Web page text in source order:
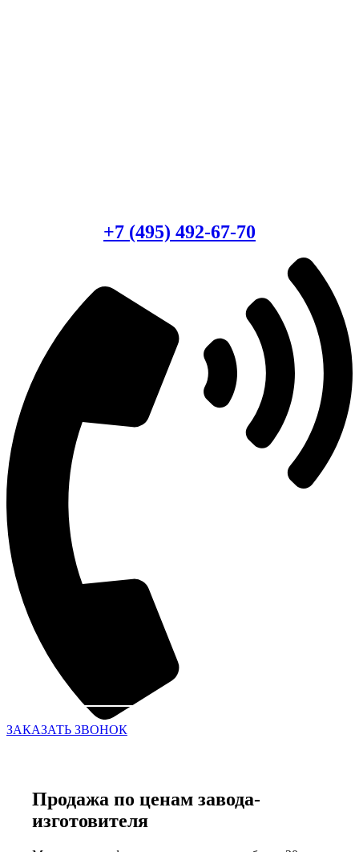
+7 (495) 492-67-70
ЗАКАЗАТЬ ЗВОНОК
Продажа по ценам завода-
изготовителя